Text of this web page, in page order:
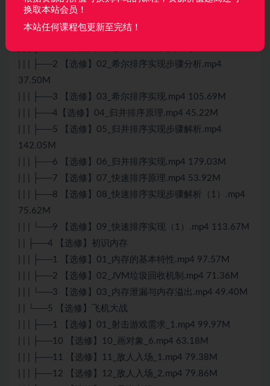
| | | ├──13 【选修】13_关于快速排序的枢纽元.mp4
140.06M
| | | ├──2 【选修】02_希尔排序实现步骤分析.mp4
37.50M
| | | ├──3 【选修】03_希尔排序实现.mp4 105.69M
| | | ├──4【选修】04_归并排序原理.mp4 45.22M
| | | ├──5 【选修】05_归并排序实现步骤解析.mp4
142.05M
| | | ├──6 【选修】06_归并排序实现.mp4 179.03M
| | | ├──7 【选修】07_快速排序原理.mp4 53.92M
| | | ├──8 【选修】08_快速排序实现步骤解析（1）.mp4
75.62M
| | | └──9 【选修】09_快速排序实现（1）.mp4 113.67M
| | ├──4 【选修】初识内存
| | | ├──1 【选修】01_内存的基本特性.mp4 97.57M
| | | ├──2 【选修】02_JVM垃圾回收机制.mp4 71.36M
| | | └──3 【选修】03_内存泄漏与内存溢出.mp4 49.40M
| | └──5 【选修】飞机大战
| | | ├──1 【选修】01_射击游戏需求_1.mp4 99.97M
| | | ├──10 【选修】10_画对象_6.mp4 63.18M
| | | ├──11 【选修】11_敌人入场_1.mp4 79.38M
| | | ├──12 【选修】12_敌人入场_2.mp4 79.86M
换取本站会员！
本站任何课程包更新至完结！